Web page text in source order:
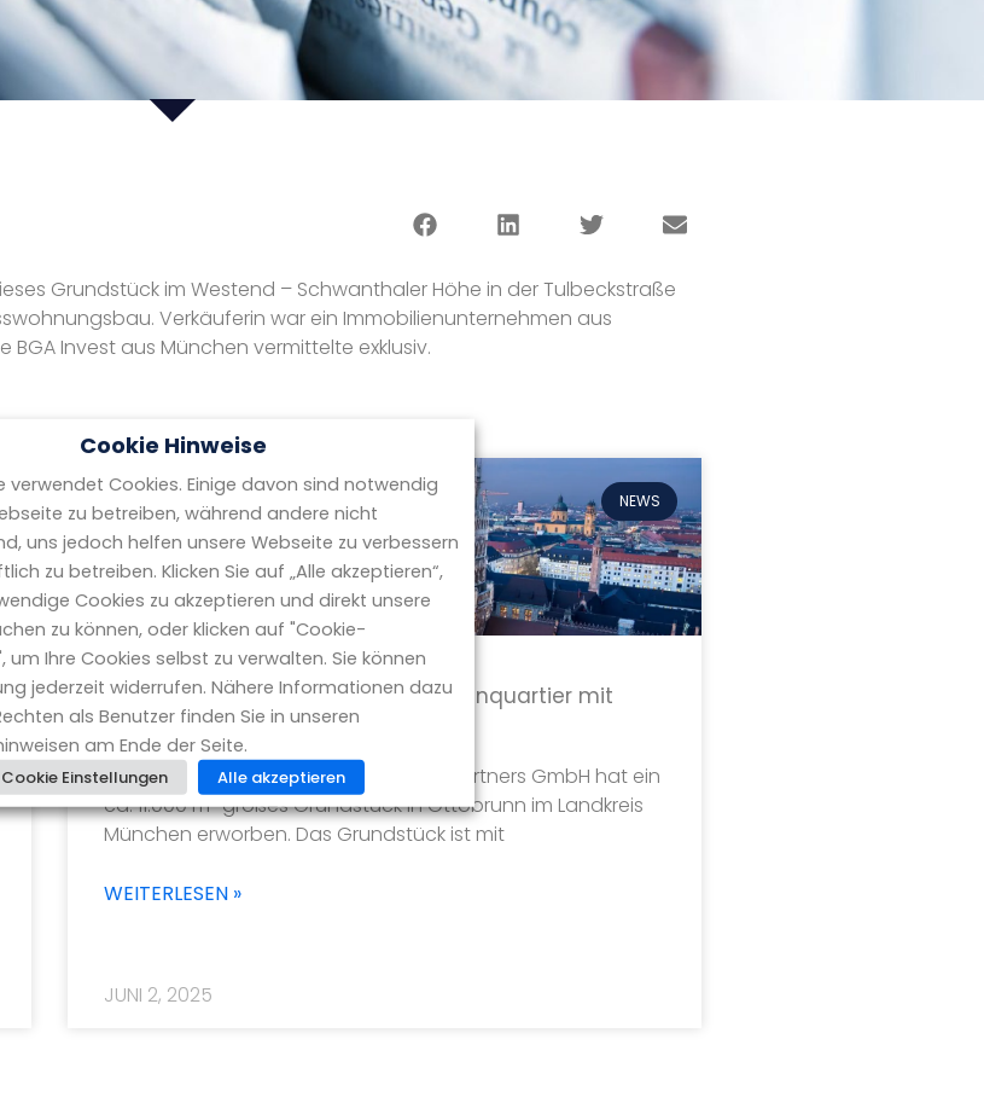
Grundstück im Westend – Schwanthaler Höhe in der Tulbeckstraße
Verkäuferin war ein Immobilienunternehmen aus
Invest aus München vermittelte exklusiv.
NEWS
Neximo Partners GmbH erwirbt Wohnquartier mit
Nahversorgung in Ottobrunn
München, 02. Juni 2025 – Die Neximo Partners GmbH hat ein
ca. 11.000 m² großes Grundstück in Ottobrunn im Landkreis
München erworben. Das Grundstück ist mit
WEITERLESEN »
JUNI 2, 2025
Cookie Hinweise
verwendet Cookies. Einige davon sind notwendig
zu betreiben, während andere nicht
uns jedoch helfen unsere Webseite zu verbessern
zu betreiben. Klicken Sie auf „Alle akzeptieren“,
Cookies zu akzeptieren und direkt unsere
zu können, oder klicken auf "Cookie-
um Ihre Cookies selbst zu verwalten. Sie können
jederzeit widerrufen. Nähere Informationen dazu
als Benutzer finden Sie in unseren
am Ende der Seite.
Cookie Einstellungen Alle akzeptieren